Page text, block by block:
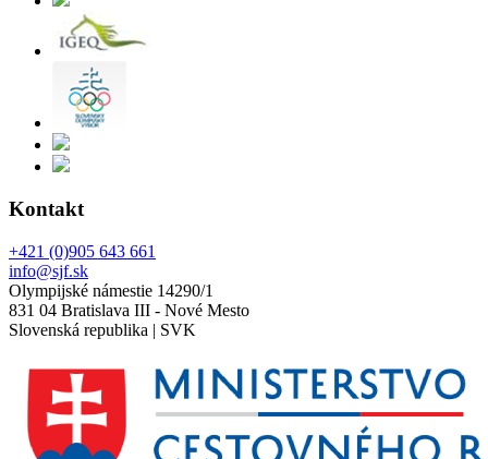
Kontakt
+421 (0)905 643 661
info@sjf.sk
Olympijské námestie 14290/1
831 04 Bratislava III - Nové Mesto
Slovenská republika | SVK